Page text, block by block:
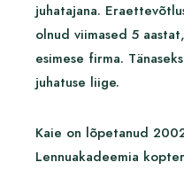
juhatajana.
olnud viimased 5
esimese firma.
juhatuse liige.
Kaie on lõpetanud
Lennuakadeemia